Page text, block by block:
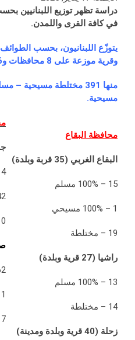
دراسة تظهر توزيع اللبنانيين
في كافة القرى واللمدن.
يتوزّع اللبنانيون، بحسب
وقرية موزعة على 8 محافظات و26 قضاء.
مسيحية.
محافظة البقاع
البقاع الغربي (35 قربة وبلدة)
15 – 100% مسلم
1 – 100% مسيحي
19 – مختلطة
راشيا (27 قرية وبلدة)
13 – 100% مسلم
14 – مختلطة
زحلة (40 قرية وبلدة ومدينة)
جزين
4 – 100% مسلم
42 –
10 –
صور
62 –
1 – 100% مسيحي
7 – مختلطة